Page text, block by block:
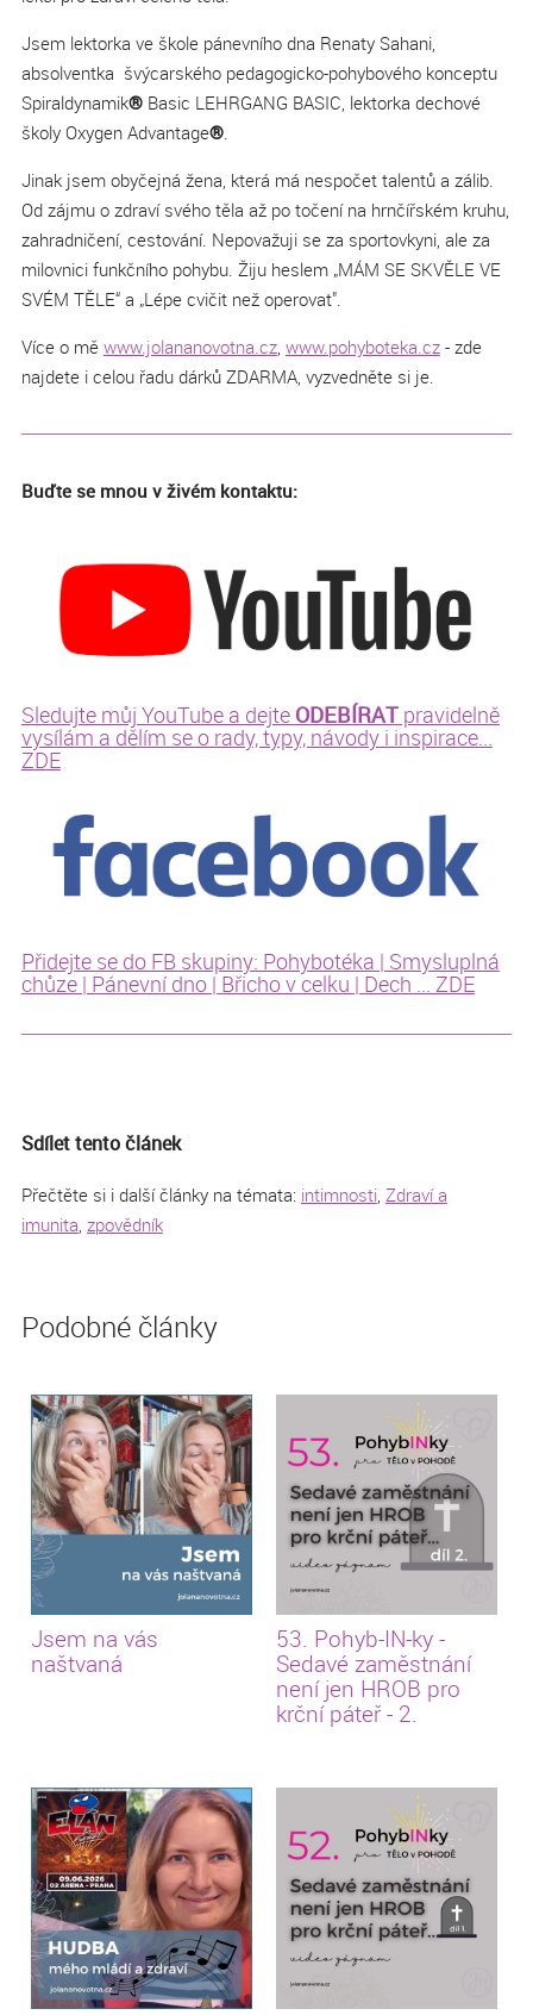
Jsem lektorka ve škole pánevního dna Renaty Sahani,
absolventka švýcarského pedagogicko-pohybového konceptu
Spiraldynamik®Basic LEHRGANG BASIC, lektorka dechové
školy Oxygen Advantage®.
Jinak jsem obyčejná žena, která má nespočet talentů a zálib.
Od zájmu o zdraví svého těla až po točení na hrnčířském kruhu,
zahradničení, cestování. Nepovažuji se za sportovkyni, ale za
milovnici funkčního pohybu. Žiju heslem „MÁM SE SKVĚLE VE
SVÉM TĚLE“ a „Lépe cvičit než operovat".
Více o mě www.jolananovotna.cz, www.pohyboteka.cz- zde
najdete i celou řadu dárků ZDARMA, vyzvedněte si je.
Buďte se mnou v živém kontaktu:
Sledujte můj YouTube a dejte ODEBÍRATpravidelně
vysílám a dělím se o rady, typy, návody i inspirace...
ZDE
Přidejte se do FB skupiny: Pohybotéka | Smysluplná
chůze | Pánevní dno | Břicho v celku | Dech ... ZDE
Sdílet tento článek
Přečtěte si i další články na témata: intimnosti, Zdraví a
imunita, zpovědník
Podobné články
Jsem na vás
naštvaná
53. Pohyb-IN-ky -
Sedavé zaměstnání
není jen HROB pro
krční páteř - 2.